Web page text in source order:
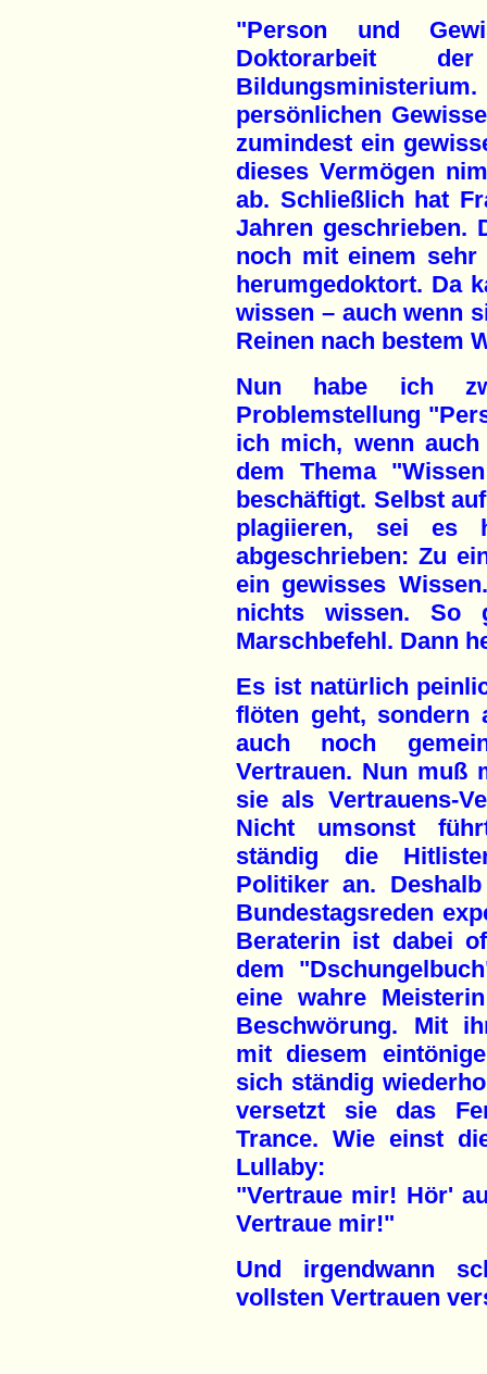
"Person und
Doktorarbeit
persönlichen
zumindest ein
dieses Vermögen
ab. Schließlich hat
Jahren geschrieben.
noch mit einem sehr
herumgedoktort. Da
wissen – auch wenn
Reinen nach bestem
Nun habe ich
Problemstellung
ich mich, wenn
dem Thema
beschäftigt. Selbst
plagiieren, sei es
abgeschrieben: Zu
ein gewisses
nichts wissen. So
Marschbefehl. Dann
Es ist natürlich
flöten geht, sondern
auch noch
Vertrauen. Nun muß
sie als Vertrauens-
Nicht umsonst
ständig die
Politiker an.
Bundestagsreden
Beraterin ist dabei
dem
eine wahre
Beschwörung. Mit
mit diesem
sich ständig
versetzt sie das
Trance. Wie einst
Lullaby:
"Vertraue mir! Hör'
Vertraue mir!"
Und irgendwann
vollsten Vertrauen